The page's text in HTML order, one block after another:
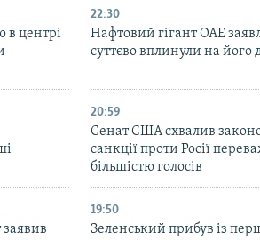
в центрі
22:30
Нафтовий гігант ОАЕ
суттєво вплинули на його
20:59
Cенат США схвалив
санкції проти Росії
більшістю голосів
19:50
Зеленський прибув із